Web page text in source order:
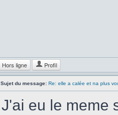
Hors ligne Profil
Sujet du message: Re: elle a calée et na plus
J'ai eu le meme